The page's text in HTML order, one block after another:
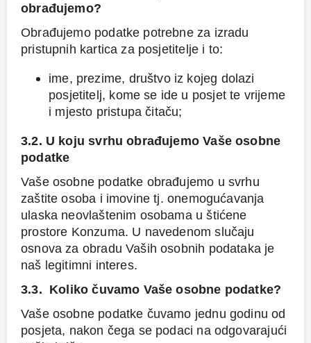
obrađujemo?
Obrađujemo podatke potrebne za izradu
pristupnih kartica za posjetitelje i to:
ime, prezime, društvo iz kojeg dolazi
posjetitelj, kome se ide u posjet te vrijeme
i mjesto pristupa čitaču;
3.2. U koju svrhu obrađujemo Vaše osobne
podatke
Vaše osobne podatke obrađujemo u svrhu
zaštite osoba i imovine tj. onemogućavanja
ulaska neovlaštenim osobama u štićene
prostore Konzuma. U navedenom slučaju
osnova za obradu Vaših osobnih podataka je
naš legitimni interes.
3.3. Koliko čuvamo Vaše osobne podatke?
Vaše osobne podatke čuvamo jednu godinu od
posjeta, nakon čega se podaci na odgovarajući